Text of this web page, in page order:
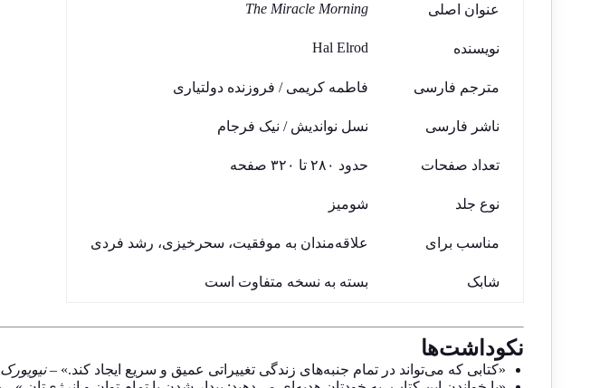
عنوان اصلی The Miracle Morning
نویسنده Hal Elrod
مترجم فارسی فاطمه کریمی / فروزنده دولتیاری
ناشر فارسی نسل نواندیش / نیک فرجام
تعداد صفحات حدود ۲۸۰ تا ۳۲۰ صفحه
نوع جلد شومیز
مناسب برای علاقه‌مندان به موفقیت، سحرخیزی، رشد فردی
شابک بسته به نسخه متفاوت است
نکوداشت‌ها
«کتابی که می‌تواند در تمام جنبه‌های زندگی تغییراتی عمیق و سریع ایجاد کند.» –نیویورک